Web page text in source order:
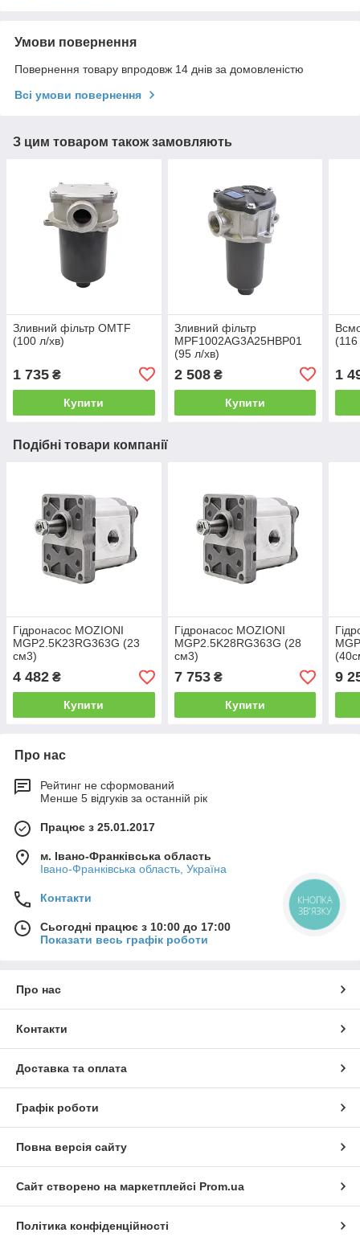
Умови повернення
Повернення товару впродовж 14 днів за домовленістю
Всі умови повернення
З цим товаром також замовляють
Зливний фільтр ОМТF
(100 л/хв)
1 735 ₴
Купити
Зливний фільтр
MPF1002AG3A25HBP01
(95 л/хв)
2 508₴
Купити
1
Подібні товари компанії
Гідронасос MOZIONI
MGP2.5K23RG363G (23
см3)
4 482 ₴
Купити
Гідронасос MOZIONI
MGP2.5K28RG363G (28
см3)
7 753₴
Купити
9
Про нас
Рейтинг не сформований
Менше 5 відгуків за останній рік
Працює з 25.01.2017
м. Івано-Франківська область
Івано-Франківська область, Україна
Контакти
Сьогодні працює з 10:00 до 17:00
Показати весь графік роботи
Про нас
Контакти
Доставка та оплата
Графік роботи
Повна версія сайту
Сайт створено на маркетплейсі Prom.ua
Політика конфіденційності
КНОПКА
ЗВ'ЯЗКУ